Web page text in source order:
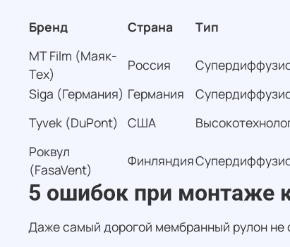
Бренд Страна Тип
MT Film (Маяк-
Тех)
Россия
Siga (Германия) Германия
Tyvek (DuPont)
США
Роквул
(FasaVent)
Финляндия
5 ошибок при монтаже
Даже самый дорогой мембранный рулон не